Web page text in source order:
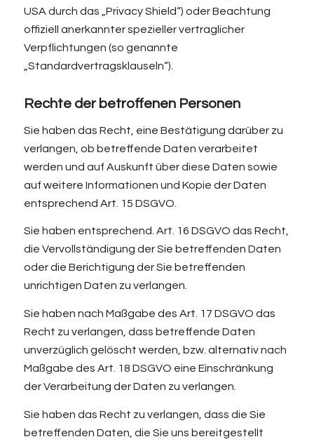
USA durch das „Privacy Shield“) oder Beachtung
offiziell anerkannter spezieller vertraglicher
Verpflichtungen (so genannte
„Standardvertragsklauseln“).
Rechte der betroffenen Personen
Sie haben das Recht, eine Bestätigung darüber zu
verlangen, ob betreffende Daten verarbeitet
werden und auf Auskunft über diese Daten sowie
auf weitere Informationen und Kopie der Daten
entsprechend Art. 15 DSGVO.
Sie haben entsprechend. Art. 16 DSGVO das Recht,
die Vervollständigung der Sie betreffenden Daten
oder die Berichtigung der Sie betreffenden
unrichtigen Daten zu verlangen.
Sie haben nach Maßgabe des Art. 17 DSGVO das
Recht zu verlangen, dass betreffende Daten
unverzüglich gelöscht werden, bzw. alternativ nach
Maßgabe des Art. 18 DSGVO eine Einschränkung
der Verarbeitung der Daten zu verlangen.
Sie haben das Recht zu verlangen, dass die Sie
betreffenden Daten, die Sie uns bereitgestellt